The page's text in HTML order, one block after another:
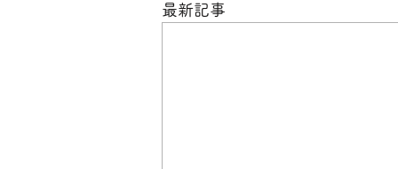
最新記事